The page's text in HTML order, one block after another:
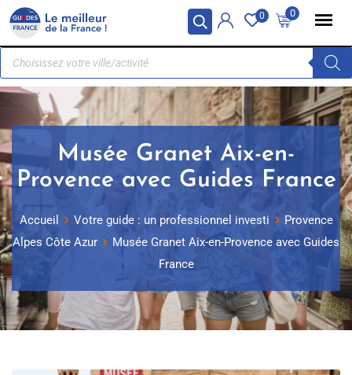
Panneau de gestion des cookies 0
0
Musée Granet Aix-en-
Provence avec Guides France
Accueil Votre guide : un professionnel investi
Provence
Alpes Côte Azur
Musée Granet Aix-en-Provence avec Guides
France